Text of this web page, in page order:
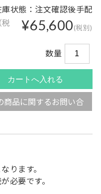
庫状態：注文確認後手配
¥65,600(税別)
税
数量
商品に関するお問い合
ります。
必要です。